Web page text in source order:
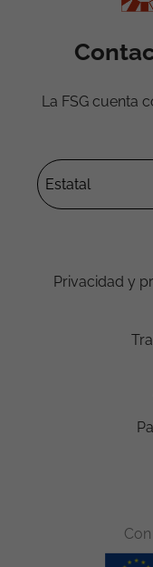
La FSG cuenta
Privacidad y